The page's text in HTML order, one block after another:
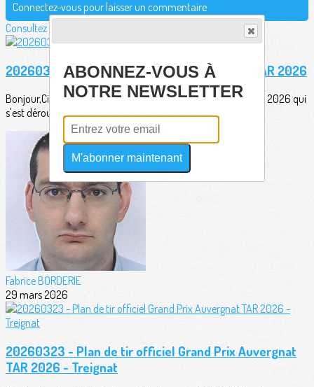
Connectez-vous pour laisser un commentaire
Consultez également
20260326 - Palmarès Grand Prix Auvergnat TAR 2026
Bonjour,Ci-dessous le palmarès du Grand Prix Auvergnat TAR 2026 qui
s'est déroulé sur les...
Fabrice BORDERIE
29 mars 2026
20260323 - Plan de tir officiel Grand Prix Auvergnat
TAR 2026 - Treignat
ABONNEZ-VOUS À
NOTRE NEWSLETTER
M'abonner maintenant